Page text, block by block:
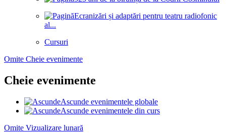
Ecranizări și adaptări pentru teatru radiofonic
al...
Cursuri
Omite Cheie evenimente
Cheie evenimente
Ascunde evenimentele globale
Ascunde evenimentele din curs
Omite Vizualizare lunară